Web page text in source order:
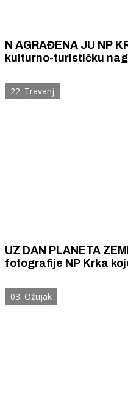
N AGRAĐENA JU NP KRKA / Dobili
kulturno-turističku
22. Travanj
UZ DAN PLANETA
fotografije NP Krka
03. Ožujak